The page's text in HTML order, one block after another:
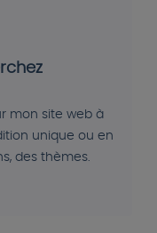
mon site web à
unique ou en
des thèmes.